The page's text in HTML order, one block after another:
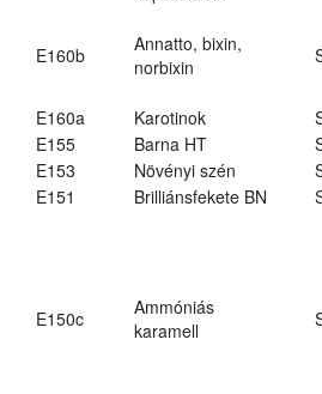
E160b
Annatto, bixin,
norbixin
E160a
Karotinok
E155
Barna HT
E153
Növényi szén
E151
Brilliánsfekete BN
E150c
Ammóniás
karamell